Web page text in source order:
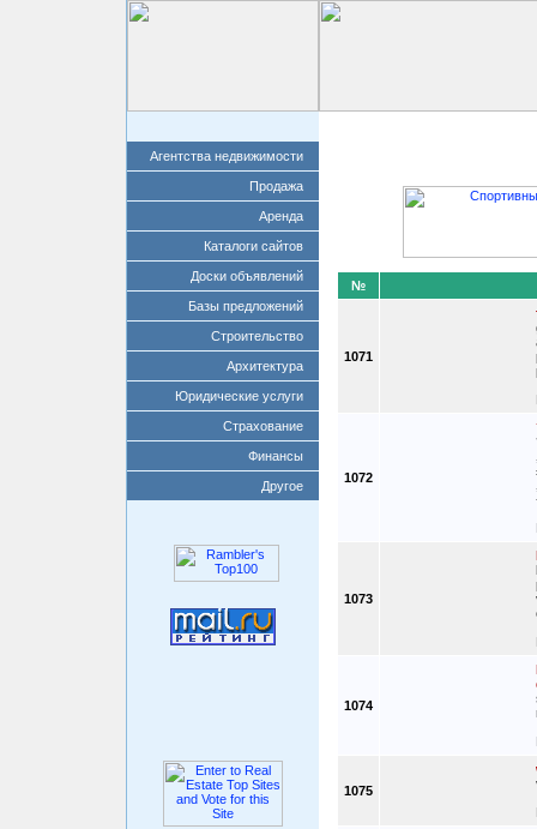
Агентства недвижимости
Продажа
Аренда
Каталоги сайтов
Доски объявлений
Базы предложений
Строительство
Архитектура
Юридические услуги
Страхование
Финансы
Другое
№
1071
1072
1073
1074
1075